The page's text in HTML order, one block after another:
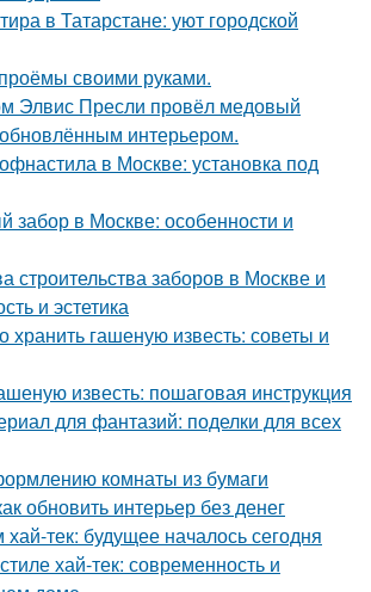
в Татарстане: уют городской
своими руками.
Элвис Пресли провёл медовый
интерьером.
в Москве: установка под
забор в Москве: особенности и
строительства заборов в Москве и
и эстетика
хранить гашеную известь: советы и
известь: пошаговая инструкция
для фантазий: поделки для всех
комнаты из бумаги
обновить интерьер без денег
хай-тек: будущее началось сегодня
хай-тек: современность и